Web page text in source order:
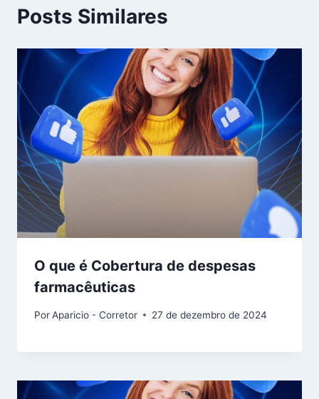
Posts Similares
O que é Cobertura de despesas
farmacêuticas
PorAparicio - Corretor 27 de dezembro de 2024